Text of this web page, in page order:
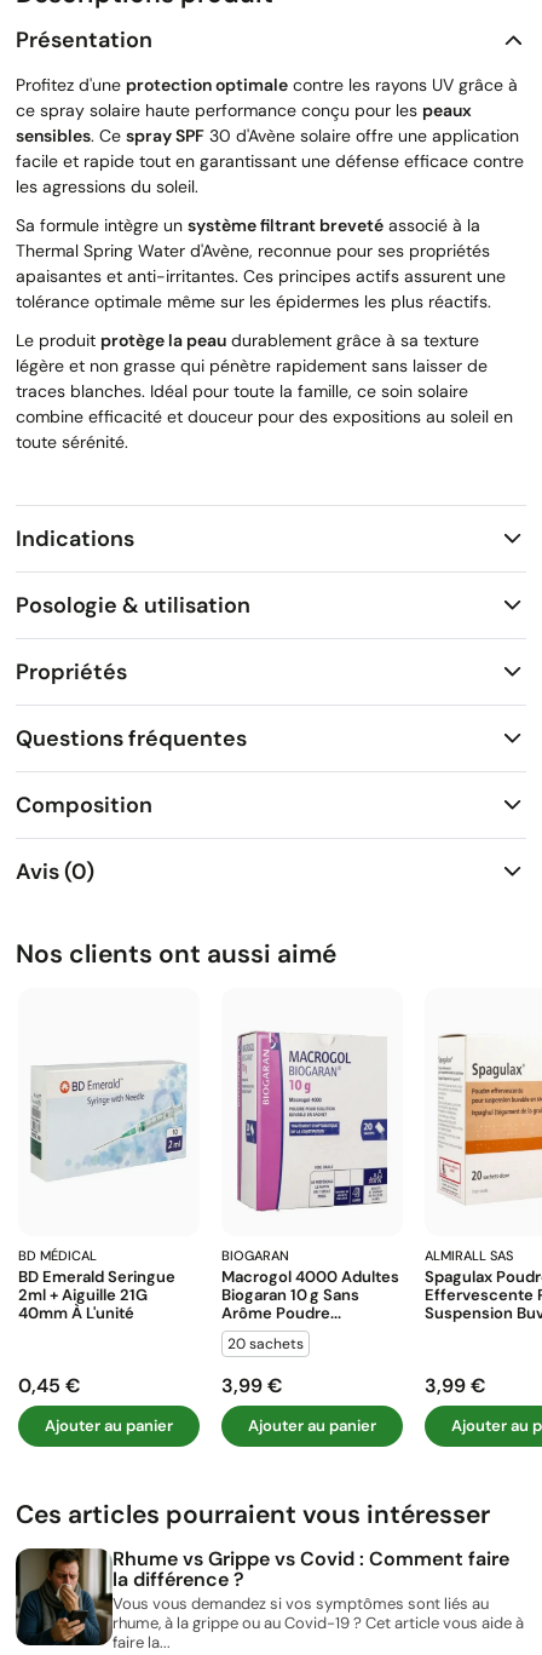
Présentation
Profitez d'une protection optimale contre les rayons UV grâce à
ce spray solaire haute performance conçu pour les peaux
sensibles. Ce spray SPF 30 d'Avène solaire offre une application
facile et rapide tout en garantissant une défense efficace contre
les agressions du soleil.
Sa formule intègre un système filtrant breveté associé à la
Thermal Spring Water d'Avène, reconnue pour ses propriétés
apaisantes et anti-irritantes. Ces principes actifs assurent une
tolérance optimale même sur les épidermes les plus réactifs.
Le produit protège la peau durablement grâce à sa texture
légère et non grasse qui pénètre rapidement sans laisser de
traces blanches. Idéal pour toute la famille, ce soin solaire
combine efficacité et douceur pour des expositions au soleil en
toute sérénité.
Indications
Posologie & utilisation
Propriétés
Questions fréquentes
Composition
Avis (0)
Nos clients ont aussi aimé
BD MÉDICAL
BD Emerald Seringue
2ml + Aiguille 21G
40mm À L'unité
Prix
0,45 €
Ajouter au panier
BIOGARAN
Macrogol 4000 Adultes
Biogaran 10 G Sans
Arôme Poudre...
20 sachets
Prix
3,99 €
Ajouter au panier
ALMIRALL SAS
Spagulax
Effervescente
Suspension
Prix
3,99 €
Ajouter au
Ces articles pourraient vous intéresser
Rhume vs Grippe vs Covid : Comment faire
la différence ?
Vous vous demandez si vos symptômes sont liés au
rhume, à la grippe ou au Covid-19 ? Cet article vous aide à
faire la...